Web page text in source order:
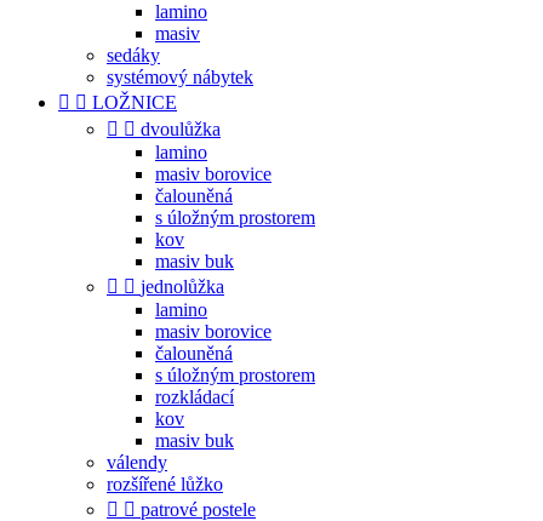
lamino
masiv
sedáky
systémový nábytek
  LOŽNICE
  dvoulůžka
lamino
masiv borovice
čalouněná
s úložným prostorem
kov
masiv buk
  jednolůžka
lamino
masiv borovice
čalouněná
s úložným prostorem
rozkládací
kov
masiv buk
válendy
rozšířené lůžko
  patrové postele